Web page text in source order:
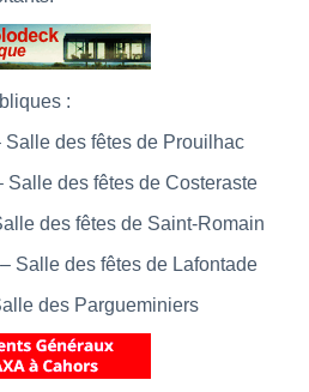
:
Salle des fêtes de Prouilhac
Salle des fêtes de Costeraste
des fêtes de Saint-Romain
Salle des fêtes de Lafontade
des Pargueminiers